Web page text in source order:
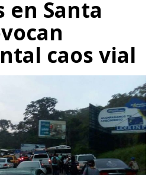
en Santa
caos vial